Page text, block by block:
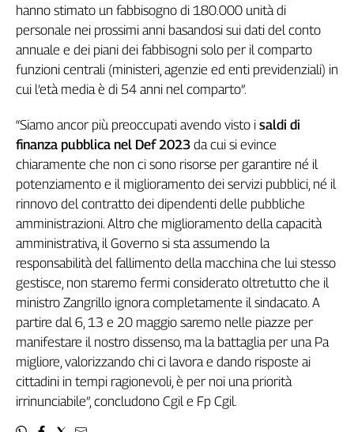
Talk
La
settimana
Girasoli
Sassolino
Linea
It
Easy
Inserti
Idea
Diffusa
InFlai
Le
trasmissioni
tv
Work
Progress
hanno stimato un fabbisogno di 180.000 unità di
personale nei prossimi anni basandosi sui dati del conto
annuale e dei piani dei fabbisogni solo per il comparto
funzioni centrali (ministeri, agenzie ed enti previdenziali) in
cui l’età media è di 54 anni nel comparto”.
“Siamo ancor più preoccupati avendo visto i saldi di
finanza pubblica nel Def 2023 da cui si evince
chiaramente che non ci sono risorse per garantire né il
potenziamento e il miglioramento dei servizi pubblici, né il
rinnovo del contratto dei dipendenti delle pubbliche
amministrazioni. Altro che miglioramento della capacità
amministrativa, il Governo si sta assumendo la
responsabilità del fallimento della macchina che lui stesso
gestisce, non staremo fermi considerato oltretutto che il
ministro Zangrillo ignora completamente il sindacato. A
partire dal 6, 13 e 20 maggio saremo nelle piazze per
manifestare il nostro dissenso, ma la battaglia per una Pa
migliore, valorizzando chi ci lavora e dando risposte ai
cittadini in tempi ragionevoli, è per noi una priorità
irrinunciabile”, concludono Cgil e Fp Cgil.